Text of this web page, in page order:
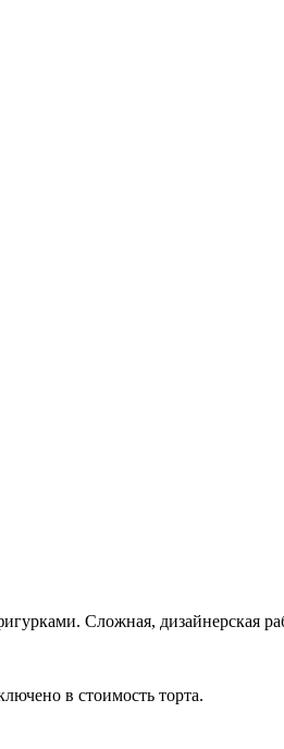
Сложная, дизайнерская
в стоимость торта.